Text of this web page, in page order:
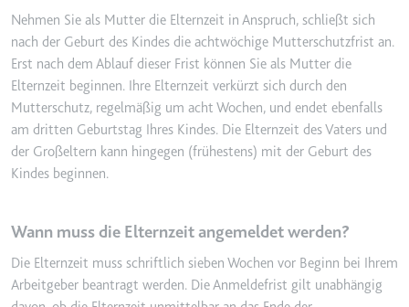
Nehmen Sie als Mutter die Elternzeit in Anspruch, schließt sich
nach der Geburt des Kindes die achtwöchige Mutterschutzfrist an.
Erst nach dem Ablauf dieser Frist können Sie als Mutter die
Elternzeit beginnen. Ihre Elternzeit verkürzt sich durch den
Mutterschutz, regelmäßig um acht Wochen, und endet ebenfalls
am dritten Geburtstag Ihres Kindes. Die Elternzeit des Vaters und
der Großeltern kann hingegen (frühestens) mit der Geburt des
Kindes beginnen.
Wann muss die Elternzeit angemeldet werden?
Die Elternzeit muss schriftlich sieben Wochen vor Beginn bei Ihrem
Arbeitgeber beantragt werden. Die Anmeldefrist gilt unabhängig